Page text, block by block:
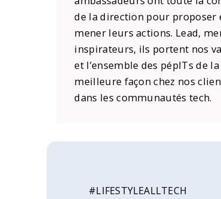
de la direction pour proposer
mener leurs actions. Lead,
inspirateurs, ils portent nos
et l’ensemble des pépITs de la
meilleure façon chez nos
dans les communautés tech.
#LIFESTYLEALLTECH